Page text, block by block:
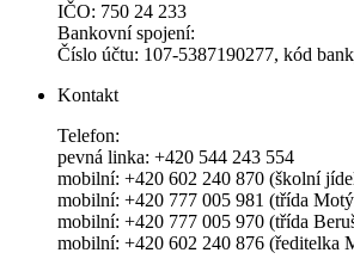
IČO: 750 24 233
Bankovní spojení:
Číslo účtu: 107-5387190277, kód
Kontakt
Telefon:
pevná linka: +420 544 243 554
mobilní: +420 602 240 870 (školní
mobilní: +420 777 005 981 (třída
mobilní: +420 777 005 970 (třída
mobilní: +420 602 240 876 (ředitelka